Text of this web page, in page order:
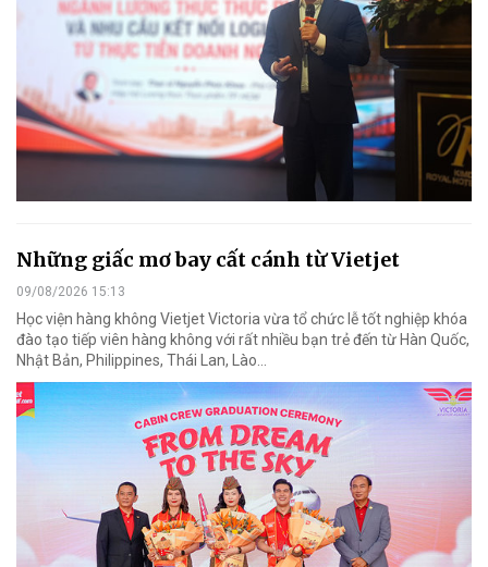
Những giấc mơ bay cất cánh từ Vietjet
09/08/2026 15:13
Học viện hàng không Vietjet Victoria vừa tổ chức lễ tốt nghiệp khóa
đào tạo tiếp viên hàng không với rất nhiều bạn trẻ đến từ Hàn Quốc,
Nhật Bản, Philippines, Thái Lan, Lào…